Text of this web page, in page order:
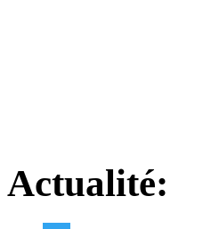
Actualité: